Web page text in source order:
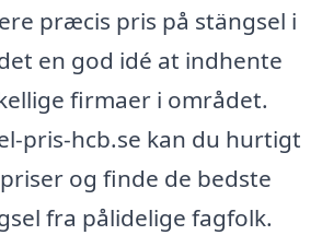
præcis pris på stängsel i
en god idé at indhente
firmaer i området.
pris-hcb.se kan du hurtigt
og finde de bedste
fra pålidelige fagfolk.